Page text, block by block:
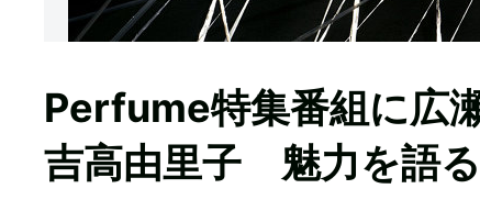
Perfume特集番組に広
吉高由里子 魅力を語る